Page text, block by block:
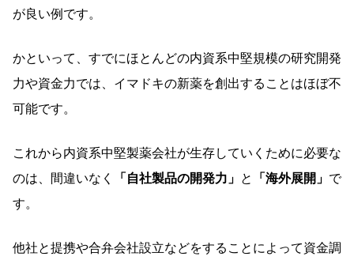
が良い例です。
かといって、すでにほとんどの内資系中堅規模の研究開発
力や資金力では、イマドキの新薬を創出することはほぼ不
可能です。
これから内資系中堅製薬会社が生存していくために必要な
のは、間違いなく
「自社製品の開発力」 と 「海外展開」 で
す。
他社と提携や合弁会社設立などをすることによって資金調